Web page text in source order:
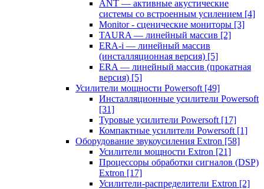
ANT — активные акустические
системы со встроенным усилением [4]
Monitor - сценические мониторы [3]
TAURA — линейный массив [2]
ERA-i — линейный массив
(инсталляционная версия) [5]
ERA — линейный массив (прокатная
версия) [5]
Усилители мощности Powersoft [49]
Инсталляционные усилители Powersoft
[31]
Туровые усилители Powersoft [17]
Компактные усилители Powersoft [1]
Оборудование звукоусиления Extron [58]
Усилители мощности Extron [21]
Процессоры обработки сигналов (DSP)
Extron [17]
Усилители-распределители Extron [2]